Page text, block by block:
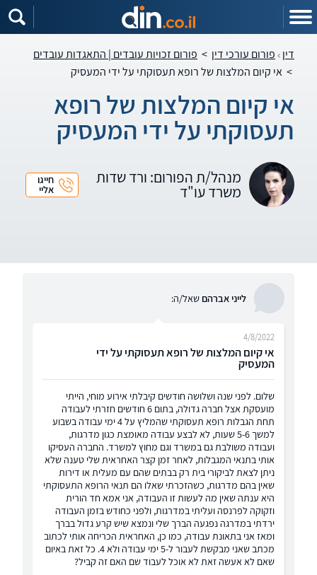
דין פורום עורכי דין > פורום זכויות עובדים | התאגדות עובדים
> אי קיום המלצות של רופא תעסוקתי על ידי המעסיק
אי קיום המלצות של רופא
תעסוקתי על ידי המעסיק
מנהל/ת הפורום: ורד שדות
משרד עו"ד
חייגו
אליי
לייני אברהםשאל/ה:
אי קיום המלצות של רופא תעסוקתי על ידי
המעסיק
4/8/2022
שלום. לפני שנה ושלושה חודשים קיבלתי אירוע מוחי, הייתי
מועסקת אצל חברה גדולה, בתום 6 חודשים חזרתי לעבודה
תחת הגבלות רופא תעסוקתי שהמליץ על 4 ימי עבודה בשבוע
למשך 5-6 שעות, לא לבצע עבודה מאומצת כגון מדרגות,
ועבודה משולבת גם במשרד וגם מחוץ למשרד. החברה העסיקו
אותי בתנאי המגבלות, לאחר זמן קצר האחראית שלי טענה שלא
ניתן לצאת לביקורי בית רק בבתים שהם עם מעלית או דירות
שאין בהם מדרגות, כשהזכרתי שאלו הם תנאי הרופא התעסוקתי
היא ענתה שאין מה לעשות זו העבודה, אני אמא חד הורית
וזקוקה לפרנסה ועליתי במדרגות, ולפני כחודש בזמן העבודה
ירדתי במדרגה נפגעה הברך שלי ונמצא שיש קרע גדול בברך
ומאז אני בתאונת עבודה, כמו כן, האחראית הכריחה אותי לכתוב
מכתב שאני מבקשת לעבור ל-5 ימי עבודה ולא 4. כל זאת באיום
שאם לא אעשה זאת לא אוכל לעבוד שם האם זה קביל?